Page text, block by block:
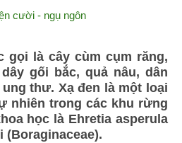
cười - ngụ ngôn
gọi là cây cùm cụm răng,
gối bắc, quả nâu, dân
thư. Xạ đen là một loại
nhiên trong các khu rừng
học là Ehretia asperula
(Boraginaceae).